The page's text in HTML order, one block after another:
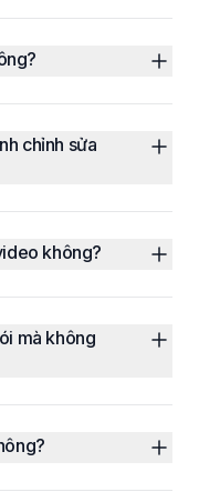
chỉnh sửa
không?
mà không